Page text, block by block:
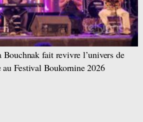
Bouchnak fait revivre l’univers de
Festival Boukornine 2026